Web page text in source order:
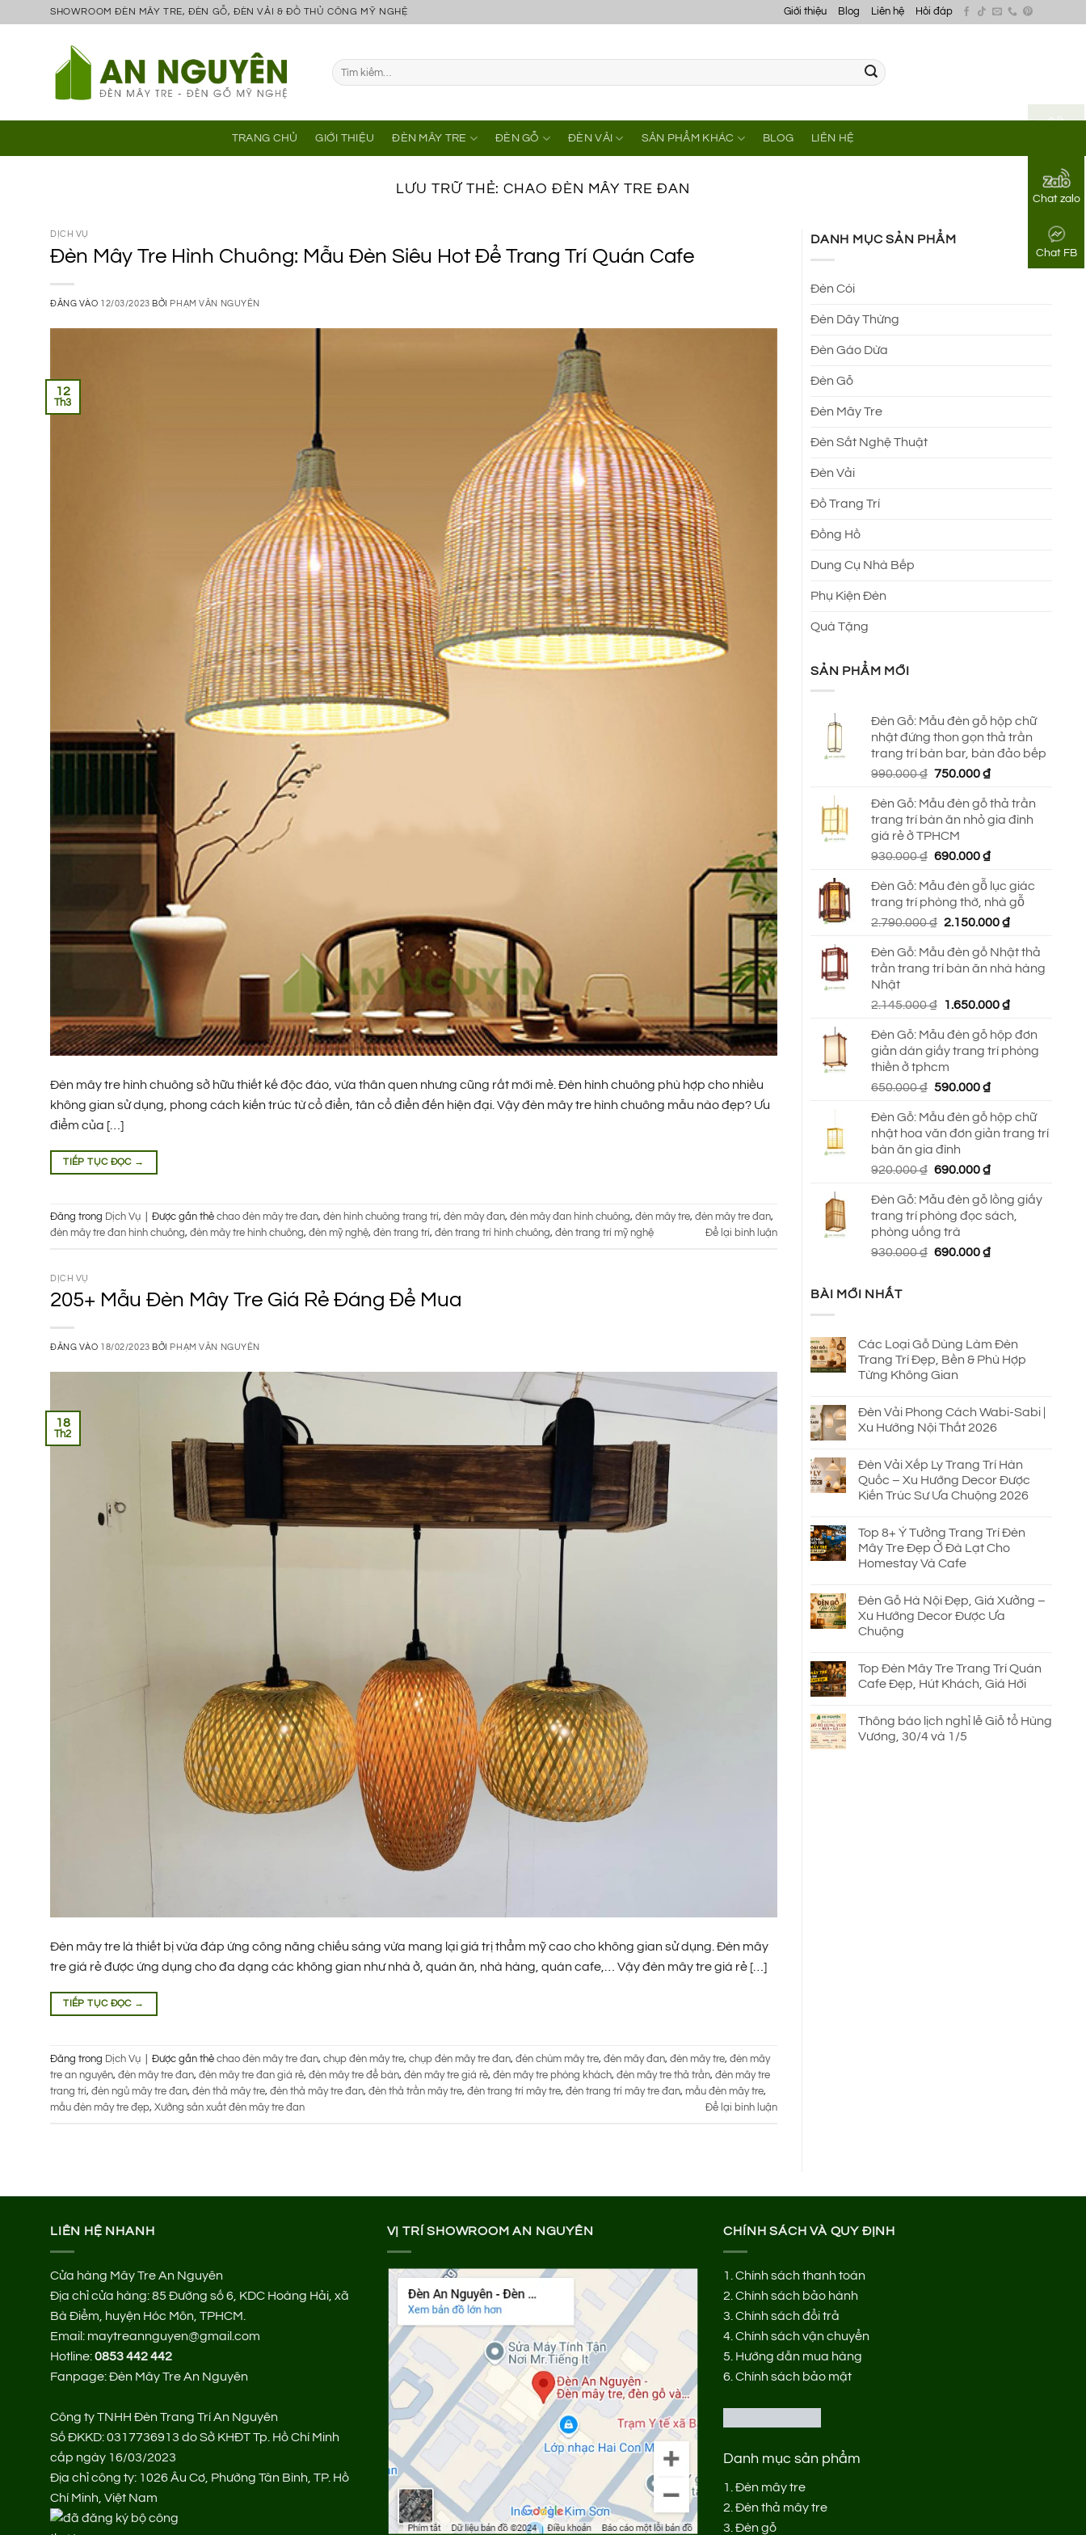
Chat zalo
Chat FB
SHOWROOM ĐÈN MÂY TRE, ĐÈN GỖ, ĐÈN VẢI & ĐỒ THỦ CÔNG MỸ NGHỆ Giới thiệu Blog Liên hệ Hỏi đáp
Tìm
kiếm:
TRANG CHỦ GIỚI THIỆU ĐÈN MÂY TRE ĐÈN GỖ ĐÈN VẢI SẢN PHẨM KHÁC BLOG LIÊN HỆ
LƯU TRỮ THẺ:CHAO ĐÈN MÂY TRE ĐAN
DỊCH VỤ
Đèn Mây Tre Hình Chuông: Mẫu Đèn Siêu Hot Để Trang Trí Quán Cafe
ĐĂNG VÀO 12/03/2023 BỞI PHẠM VĂN NGUYÊN
12
Th3
Đèn mây tre hình chuông sở hữu thiết kế độc đáo, vừa thân quen nhưng cũng rất mới mẻ. Đèn hình chuông phù hợp cho nhiều
không gian sử dụng, phong cách kiến trúc từ cổ điển, tân cổ điển đến hiện đại. Vậy đèn mây tre hình chuông mẫu nào đẹp? Ưu
điểm của […]
TIẾP TỤC ĐỌC →
Đăng trong Dịch Vụ Được gắn thẻ chao đèn mây tre đan, đèn hình chuông trang trí, đèn mây đan, đèn mây đan hình chuông, đèn mây tre, đèn mây tre đan,
đèn mây tre đan hình chuông, đèn mây tre hình chuông, đèn mỹ nghệ, đèn trang trí, đèn trang trí hình chuông, đèn trang trí mỹ nghệ Để lại bình luận
DỊCH VỤ
205+ Mẫu Đèn Mây Tre Giá Rẻ Đáng Để Mua
ĐĂNG VÀO 18/02/2023 BỞI PHẠM VĂN NGUYÊN
18
Th2
Đèn mây tre là thiết bị vừa đáp ứng công năng chiếu sáng vừa mang lại giá trị thẩm mỹ cao cho không gian sử dụng. Đèn mây
tre giá rẻ được ứng dụng cho đa dạng các không gian như nhà ở, quán ăn, nhà hàng, quán cafe,… Vậy đèn mây tre giá rẻ […]
TIẾP TỤC ĐỌC →
Đăng trong Dịch Vụ Được gắn thẻ chao đèn mây tre đan, chụp đèn mây tre, chụp đèn mây tre đan, đèn chùm mây tre, đèn mây đan, đèn mây tre, đèn mây
tre an nguyên, đèn mây tre đan, đèn mây tre đan giá rẻ, đèn mây tre để bàn, đèn mây tre giá rẻ, đèn mây tre phòng khách, đèn mây tre thả trần, đèn mây tre
trang trí, đèn ngủ mây tre đan, đèn thả mây tre, đèn thả mây tre đan, đèn thả trần mây tre, đèn trang trí mây tre, đèn trang trí mây tre đan, mẫu đèn mây tre,
mẫu đèn mây tre đẹp, Xưởng sản xuất đèn mây tre đan Để lại bình luận
DANH MỤC SẢN PHẨM
Đèn Cói
Đèn Dây Thừng
Đèn Gáo Dừa
Đèn Gỗ
Đèn Mây Tre
Đèn Sắt Nghệ Thuật
Đèn Vải
Đồ Trang Trí
Đồng Hồ
Dung Cụ Nhà Bếp
Phụ Kiện Đèn
Quà Tặng
SẢN PHẨM MỚI
Đèn Gỗ: Mẫu đèn gỗ hộp chữ
nhật đứng thon gọn thả trần
trang trí bàn bar, bàn đảo bếp
990.000₫ Giá
là:
990.000 ₫.
750.000₫Giá
tại
là:
Đèn Gỗ: Mẫu đèn gỗ thả trần
trang trí bàn ăn nhỏ gia đình
giá rẻ ở TPHCM
930.000₫ Giá
là:
930.000 ₫.
690.000₫Giá
tại
là:
690.000 ₫.
Đèn Gỗ: Mẫu đèn gỗ lục giác
trang trí phòng thờ, nhà gỗ
2.790.000₫ Giá
là:
2.790.000 ₫.
2.150.000₫Giá
tại
là:
Đèn Gỗ: Mẫu đèn gỗ Nhật thả
trần trang trí bàn ăn nhà hàng
Nhật
2.145.000₫
Giá
là:
2.145.000 ₫.
1.650.000₫Giá
tại
là:
Đèn Gỗ: Mẫu đèn gỗ hộp đơn
giản dán giấy trang trí phòng
thiền ở tphcm
650.000₫ Giá
là:
650.000 ₫.
590.000₫Giá
tại
là:
Đèn Gỗ: Mẫu đèn gỗ hộp chữ
nhật hoa văn đơn giản trang trí
bàn ăn gia đình
920.000₫ Giá
là:
920.000 ₫.
690.000₫Giá
tại
là:
Đèn Gỗ: Mẫu đèn gỗ lồng giấy
trang trí phòng đọc sách,
phòng uống trà
930.000₫ Giá
690.000₫Giá
BÀI MỚI NHẤT
Các Loại Gỗ Dùng Làm Đèn
Trang Trí Đẹp, Bền & Phù Hợp
Từng Không Gian
Đèn Vải Phong Cách Wabi-Sabi |
Xu Hướng Nội Thất 2026
Đèn Vải Xếp Ly Trang Trí Hàn
Quốc – Xu Hướng Decor Được
Kiến Trúc Sư Ưa Chuộng 2026
Top 8+ Ý Tưởng Trang Trí Đèn
Mây Tre Đẹp Ở Đà Lạt Cho
Homestay Và Cafe
Đèn Gỗ Hà Nội Đẹp, Giá Xưởng –
Xu Hướng Decor Được Ưa
Chuộng
Top Đèn Mây Tre Trang Trí Quán
Cafe Đẹp, Hút Khách, Giá Hời
Thông báo lịch nghỉ lễ Giỗ tổ Hùng
Vương, 30/4 và 1/5
LIÊN HỆ NHANH
Cửa hàng Mây Tre An Nguyên
Địa chỉ cửa hàng:85 Đường số 6, KDC Hoàng Hải, xã
Bà Điểm, huyện Hóc Môn, TPHCM.
Email: maytreannguyen@gmail.com
Hotline:0853 442 442
Fanpage:Đèn Mây Tre An Nguyên
Công ty TNHH Đèn Trang Trí An Nguyên
Số ĐKKD: 0317736913 do Sở KHĐT Tp. Hồ Chí Minh
cấp ngày 16/03/2023
Địa chỉ công ty: 1026 Âu Cơ, Phường Tân Bình, TP. Hồ
Chí Minh, Việt Nam
VỊ TRÍ SHOWROOM AN NGUYÊN CHÍNH SÁCH VÀ QUY ĐỊNH
1.Chính sách thanh toán
2.Chính sách bảo hành
3.Chính sách đổi trả
4.Chính sách vận chuyển
5. Hướng dẫn mua hàng
6.Chính sách bảo mật
Danh mục sản phẩm
1.Đèn mây tre
2.Đèn thả mây tre
3.Đèn gỗ